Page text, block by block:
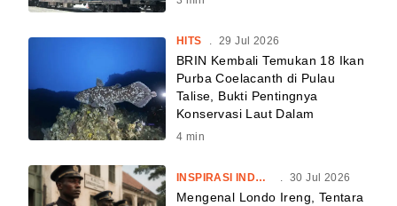
HITS 29 Jul 2026
BRIN Kembali Temukan 18 Ikan
Purba Coelacanth di Pulau
Talise, Bukti Pentingnya
Konservasi Laut Dalam
4 min
INSPIRASI INDONESIA 30 Jul 2026
Mengenal Londo Ireng, Tentara